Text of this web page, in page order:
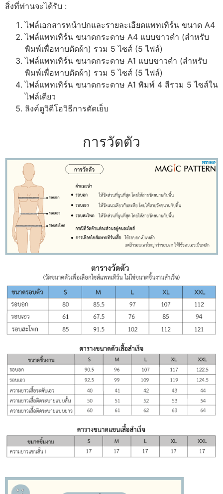
สิ่งที่ท่านจะได้รับ :
ไฟล์เอกสารหน้าปกและรายละเอียดแพทเทิร์น ขนาด A4
ไฟล์แพทเทิร์น ขนาดกระดาษ A4 แบบขาวดำ (สำหรับ
พิมพ์เพื่อทาบตัดผ้า) รวม 5 ไซส์ (5 ไฟล์)
ไฟล์แพทเทิร์น ขนาดกระดาษ A1 แบบขาวดำ (สำหรับ
พิมพ์เพื่อทาบตัดผ้า) รวม 5 ไซส์ (5 ไฟล์)
ไฟล์แพทเทิร์น ขนาดกระดาษ A1 พิมพ์ 4 สีรวม 5 ไซส์ใน
ไฟล์เดียว
ลิงค์ดูวิดีโอวิธีการตัดเย็บ
การวัดตัว